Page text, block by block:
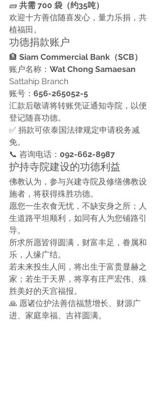
🧱 共需 700 袋（约35吨）
欢迎十方善信随喜发心，量力乐捐，共
植福田。
功德捐款账户
🏦 Siam Commercial Bank（SCB）
账户名称： Wat Chong Samaesan
Sattahip Branch
账号： 656-265052-5
汇款后敬请将转账凭证通知寺院，以便
登记随喜功德。
✅ 捐款可依泰国法律规定申请税务减
免。
📞 咨询电话： 092-662-8987
护持寺院建设的功德利益
佛教认为，参与兴建寺院及修缮佛教设
施者，将获得殊胜功德。
愿您一生衣食无忧，不缺安身之所；人
生道路平坦顺利，如同有人为您铺路引
导。
所求所愿皆得圆满，财富丰足，眷属和
乐，人缘广结。
若未来投生人间，将出生于富贵显赫之
家；若生于天界，将享有庄严宏伟、殊
胜美好的天宫福报。
🙏 愿诸位护法善信福慧增长、财源广
进、家庭幸福、吉祥圆满。